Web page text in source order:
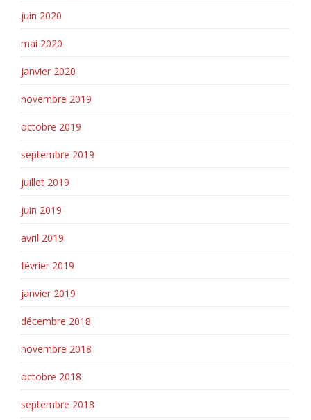
juin 2020
mai 2020
janvier 2020
novembre 2019
octobre 2019
septembre 2019
juillet 2019
juin 2019
avril 2019
février 2019
janvier 2019
décembre 2018
novembre 2018
octobre 2018
septembre 2018